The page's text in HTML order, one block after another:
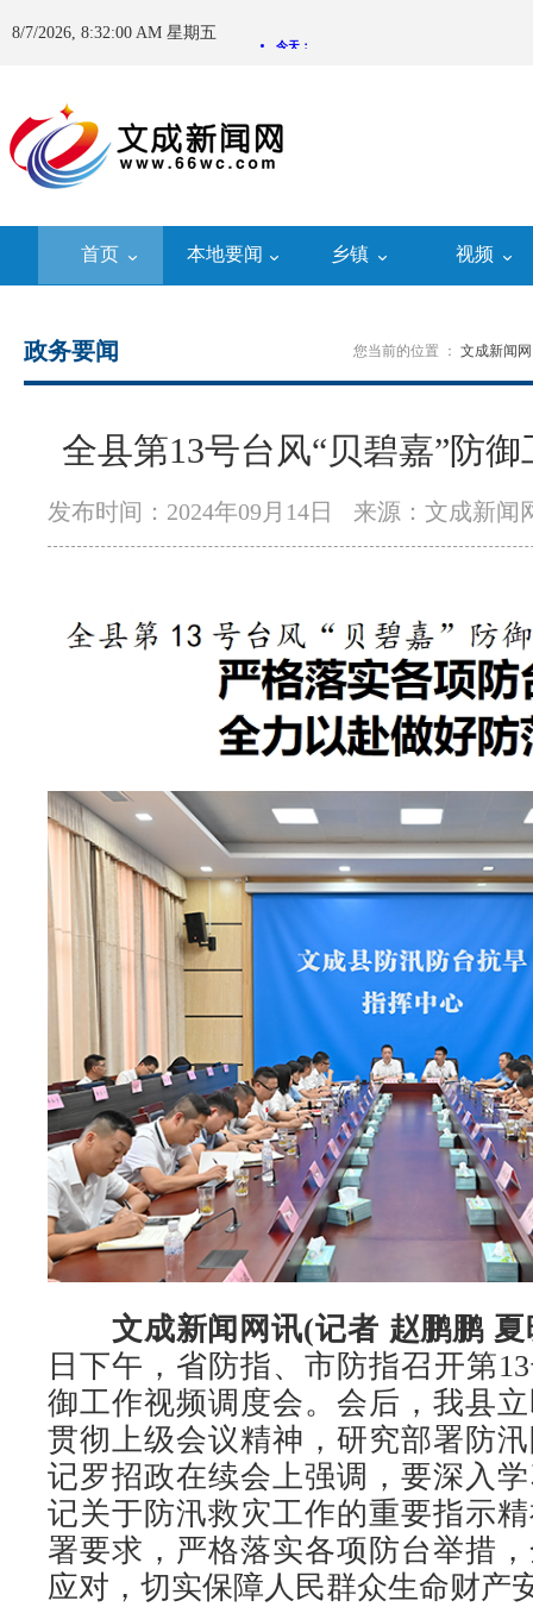
8/7/2026, 8:32:01 AM 星期五
首页 本地要闻 乡镇 视频
您当前的位置 ： 文成新闻网
政务要闻
全县第13号台风“贝碧嘉”防
发布时间：2024年09月14日 来源：文成新闻
文成新闻网讯(记者 赵鹏鹏 夏
日下午，省防指、市防指召开第
御工作视频调度会。会后，我县
贯彻上级会议精神，研究部署防
记罗招政在续会上强调，要深入
记关于防汛救灾工作的重要指示
署要求，严格落实各项防台举措
应对，切实保障人民群众生命财产